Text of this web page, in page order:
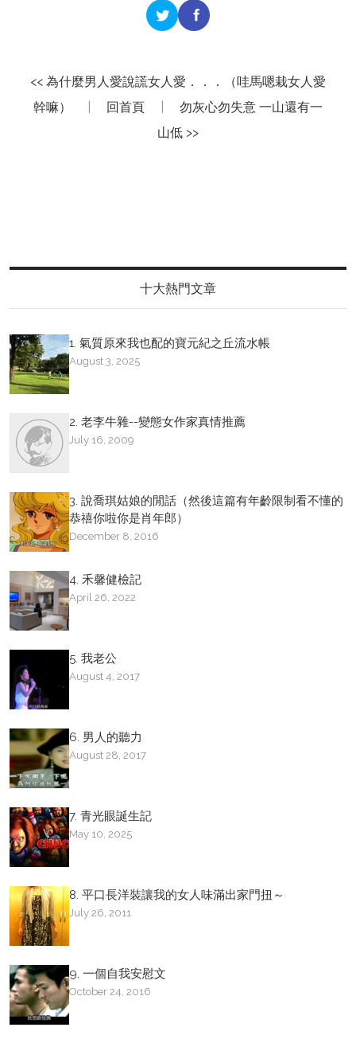
<< 為什麼男人愛說謊女人愛．．．（哇馬嗯栽女人愛
幹嘛）
回首頁
勿灰心勿失意 一山還有一
山低 >>
十大熱門文章
1. 氣質原來我也配的寶元紀之丘流水帳
August 3, 2025
2. 老李牛雜--變態女作家真情推薦
July 16, 2009
3. 說喬琪姑娘的閒話（然後這篇有年齡限制看不懂的
恭禧你啦你是肖年郎）
December 8, 2016
4. 禾馨健檢記
April 26, 2022
5. 我老公
August 4, 2017
6. 男人的聽力
August 28, 2017
7. 青光眼誕生記
May 10, 2025
8. 平口長洋裝讓我的女人味滿出家門扭～
July 26, 2011
9. 一個自我安慰文
October 24, 2016